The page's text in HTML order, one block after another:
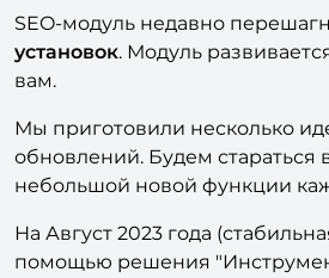
SEO-модуль недавно
установок. Модуль
вам.
Мы приготовили несколько
обновлений. Будем стараться
небольшой новой функции
На Август 2023 года
помощью решения